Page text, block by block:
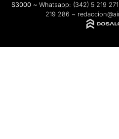
S3000 ~ Whatsapp: (342) 5 219 271
219 286 ~